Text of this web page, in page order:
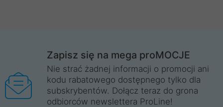
Zapisz się na mega proMOCJE
Nie strać żadnej informacji o promocji ani
kodu rabatowego dostępnego tylko dla
subskrybentów. Dołącz teraz do grona
odbiorców newslettera ProLine!